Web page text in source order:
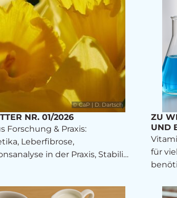
© CaP | D. Dartsch
NR. 01/2026
Forschung & Praxis:
Leberfibrose,
in der Praxis, Stabili…
ZU
UND
für